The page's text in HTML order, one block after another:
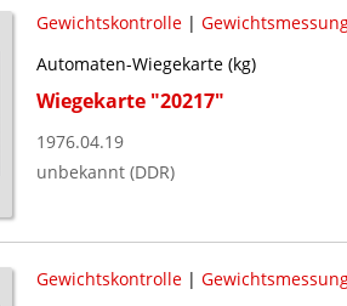
Gewichtskontrolle|
Automaten-Wiegekarte (kg)
Wiegekarte "20217"
1976.04.19
unbekannt (DDR)
Gewichtskontrolle|